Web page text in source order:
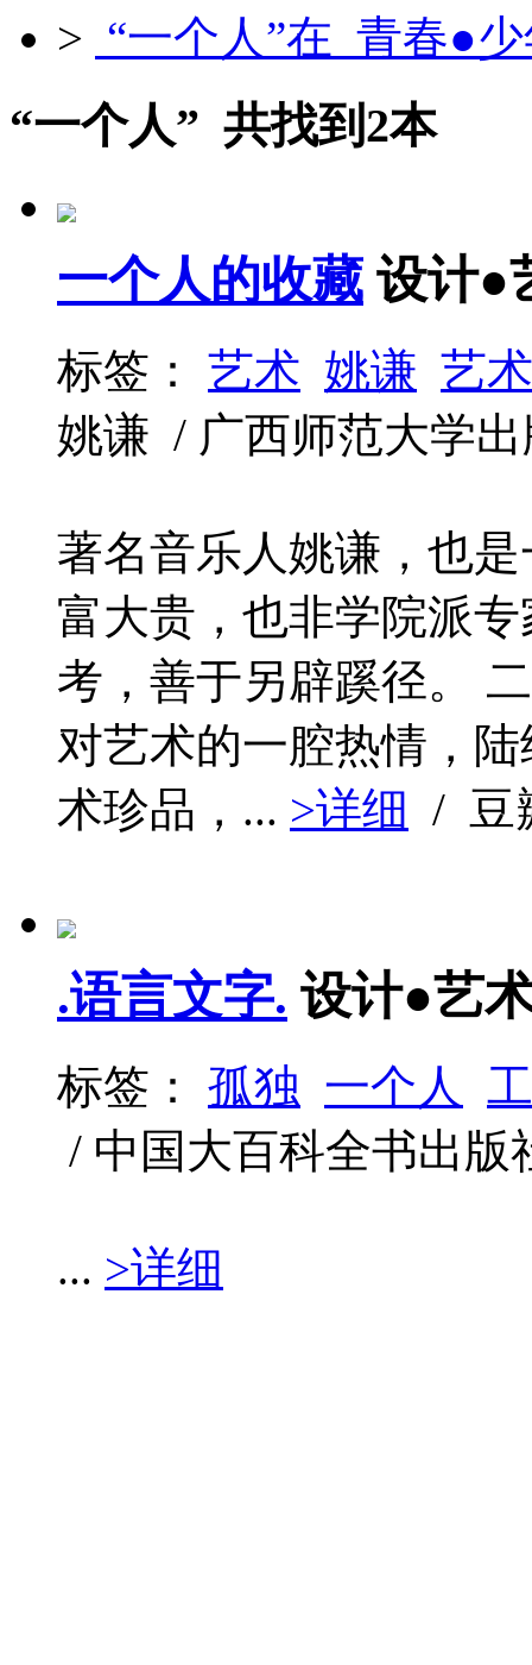
> “一个人”在 青春●
“一个人” 共找到2本
一个人的收藏 设计●
标签： 艺术 姚谦 艺
姚谦 / 广西师范大学
著名音乐人姚谦，也
富大贵，也非学院派
考，善于另辟蹊径。
对艺术的一腔热情，
术珍品，... >详细 / 豆
.语言文字. 设计●艺
标签： 孤独 一个人
/ 中国大百科全书出
... >详细